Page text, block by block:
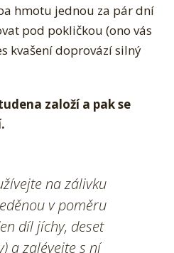
hmotu jednou za pár dní
pod pokličkou (ono vás
kvašení doprovází silný
založí a pak se
na zálivku
v poměru
díl jíchy, deset
a zalévejte s ní